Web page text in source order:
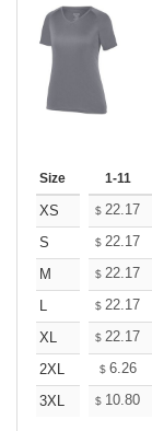
Size 1-11
XS $ 22.17
S
$ 22.17
M
$ 22.17
L
$ 22.17
XL
$ 22.17
2XL
$ 6.26
3XL
$ 10.80